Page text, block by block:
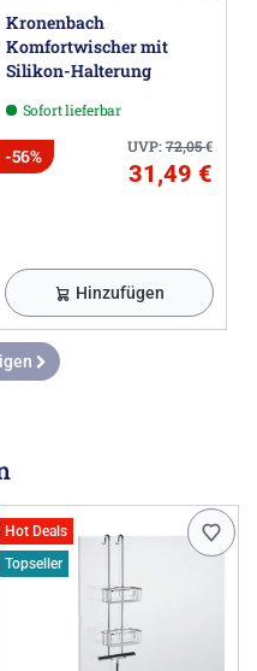
Kronenbach
Komfortwischer mit
Silikon-Halterung
Sofort lieferbar
UVP:72,05€
-56%
31,49 €
Hinzufügen
Hot Deals
Topseller